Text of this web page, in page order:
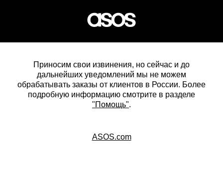
Приносим свои извинения, но сейчас и до
дальнейших уведомлений мы не можем
обрабатывать заказы от клиентов в России. Более
подробную информацию смотрите в разделе
"Помощь".
ASOS.com